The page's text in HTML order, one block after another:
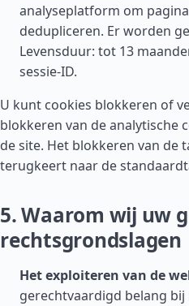
analyseplatform om
dedupliceren. Er worden
Levensduur: tot 13
sessie-ID.
U kunt cookies blokkeren of
blokkeren van de analytische
de site. Het blokkeren van de
terugkeert naar de
5. Waarom wij uw
rechtsgrondslagen
Het exploiteren van de
gerechtvaardigd belang